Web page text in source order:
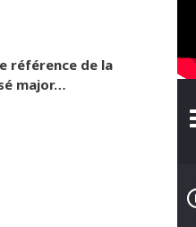
référence de la
major…